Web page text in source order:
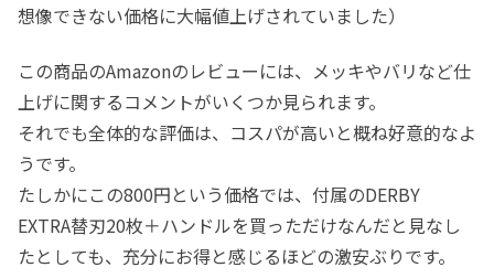
想像できない価格に大幅値上げされていました）
この商品のAmazonのレビューには、メッキやバリなど仕
上げに関するコメントがいくつか見られます。
それでも全体的な評価は、コスパが高いと概ね好意的なよ
うです。
たしかにこの800円という価格では、付属のDERBY
EXTRA替刃20枚＋ハンドルを買っただけなんだと見なし
たとしても、充分にお得と感じるほどの激安ぶりです。